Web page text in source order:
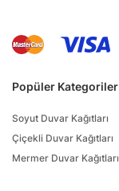
Popüler Kategoriler
Soyut Duvar Kağıtları
Çiçekli Duvar Kağıtları
Mermer Duvar Kağıtları